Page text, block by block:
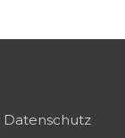
Datenschutz